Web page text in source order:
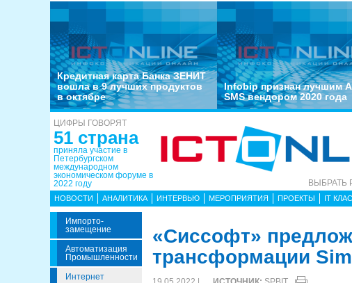
Кредитная карта Банка ЗЕНИТ
вошла в 9 лучших продуктов
в октябре
Infobip признан лучшим
SMS вендором 2020 года
ЦИФРЫ ГОВОРЯТ
51 страна
приняла участие в
Петербургском
международном
экономическом форуме в
2022 году
ВЫБРАТЬ
НОВОСТИ АНАЛИТИКА ИНТЕРВЬЮ МЕРОПРИЯТИЯ ПРОЕКТЫ IT
Импорто­
Замещение
Автоматизация
Промышленности
Интернет
«Сиссофт»
трансформации